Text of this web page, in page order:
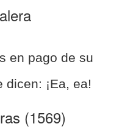
en pago de su
dicen: ¡Ea, ea!
(1569)